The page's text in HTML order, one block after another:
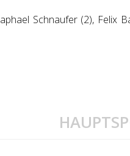
Schnaufer (2),